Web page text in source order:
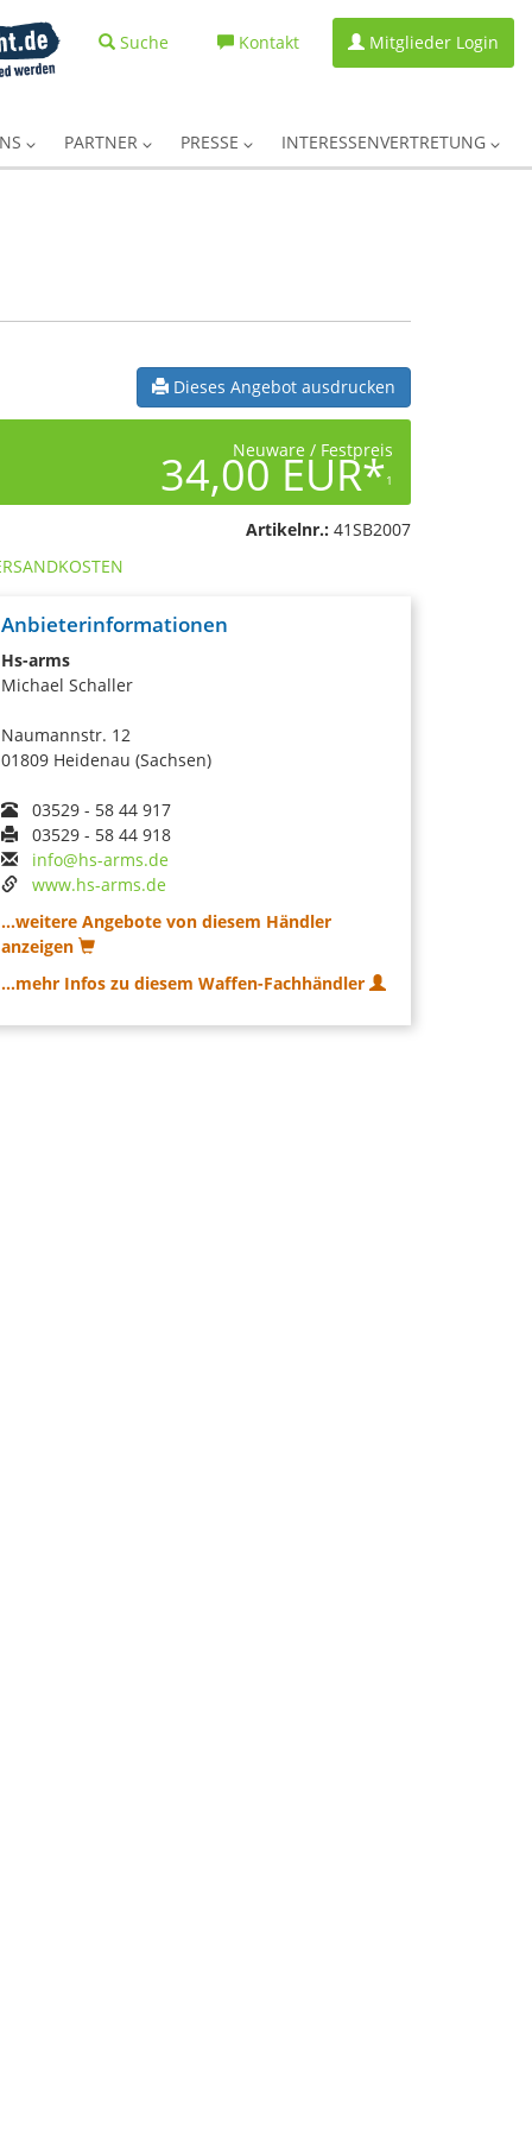
Suche Kontakt Mitglieder Login
PARTNER PRESSE INTERESSENVERTRETUNG
Dieses Angebot ausdrucken
Neuware / Festpreis
34,00 EUR*1
Artikelnr.: 41SB2007
Anbieterinformationen
Hs-arms
Michael Schaller
Naumannstr. 12
01809 Heidenau (Sachsen)
03529 - 58 44 917
03529 - 58 44 918
info@hs-arms.de
www.hs-arms.de
...weitere Angebote von diesem Händler
anzeigen
...mehr Infos zu diesem Waffen-Fachhändler